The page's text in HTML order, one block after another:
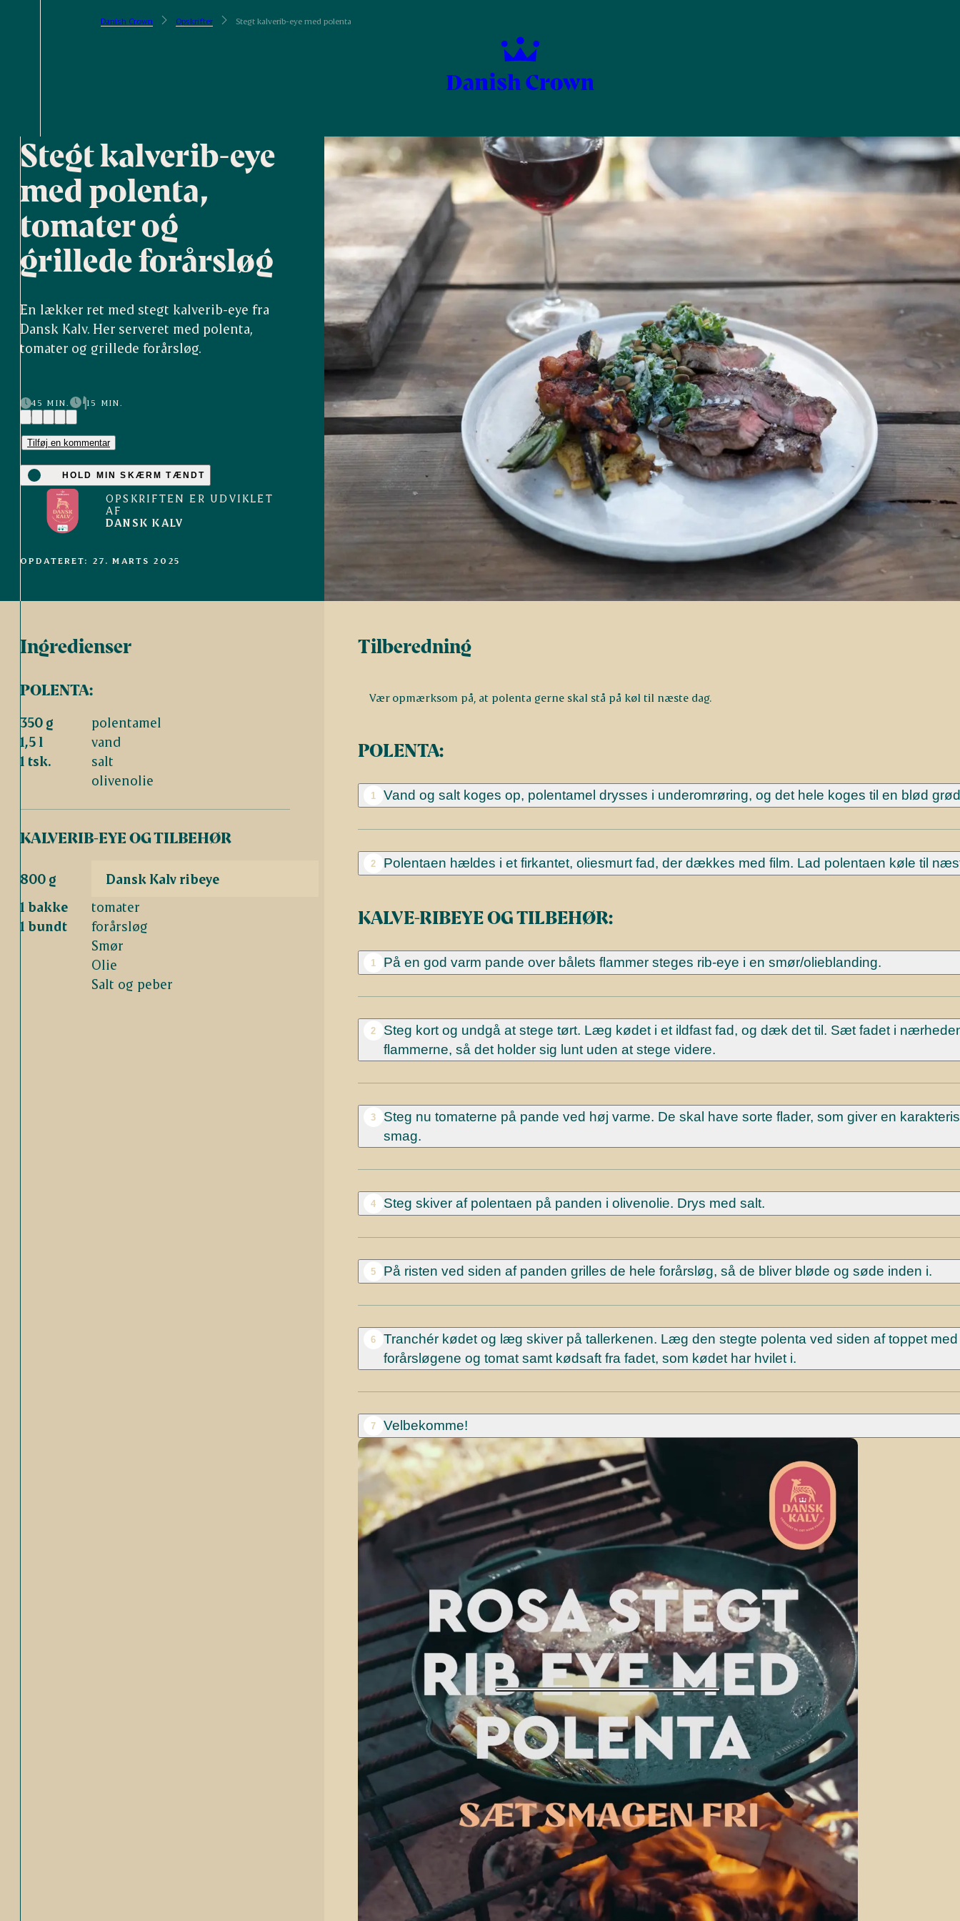
Danish Crown Opskrifter Stegt kalverib-eye med polenta
Stegt kalverib-eye
med polenta,
tomater og
grillede forårsløg
En lækker ret med stegt kalverib-eye fra
Dansk Kalv. Her serveret med polenta,
tomater og grillede forårsløg.
45 MIN.
15 MIN.
(1)
Tilføj en kommentar
HOLD MIN SKÆRM TÆNDT
OPSKRIFTEN ER UDVIKLET
AF
DANSK KALV
OPDATERET: 27. MARTS 2025
Ingredienser
POLENTA:
350 g
polentamel
1,5 l
vand
1 tsk.
salt
olivenolie
KALVERIB-EYE OG TILBEHØR
800 g
Dansk Kalv ribeye
1 bakke
tomater
1 bundt
forårsløg
Smør
Olie
Salt og peber
Tilberedning
Vær opmærksom på, at polenta gerne skal stå på køl til næste dag.
POLENTA:
1 Vand og salt koges op, polentamel drysses i underomrøring, og det hele koges til en blød
2 Polentaen hældes i et firkantet, oliesmurt fad, der dækkes med film. Lad polentaen køle til
KALVE-RIBEYE OG TILBEHØR:
1 På en god varm pande over bålets flammer steges rib-eye i en smør/olieblanding.
2
Steg kort og undgå at stege tørt. Læg kødet i et ildfast fad, og dæk det til. Sæt fadet i
flammerne, så det holder sig lunt uden at stege videre.
3
Steg nu tomaterne på pande ved høj varme. De skal have sorte flader, som giver en
smag.
4 Steg skiver af polentaen på panden i olivenolie. Drys med salt.
5 På risten ved siden af panden grilles de hele forårsløg, så de bliver bløde og søde inden i.
6
Tranchér kødet og læg skiver på tallerkenen. Læg den stegte polenta ved siden af toppet med
forårsløgene og tomat samt kødsaft fra fadet, som kødet har hvilet i.
7 Velbekomme!